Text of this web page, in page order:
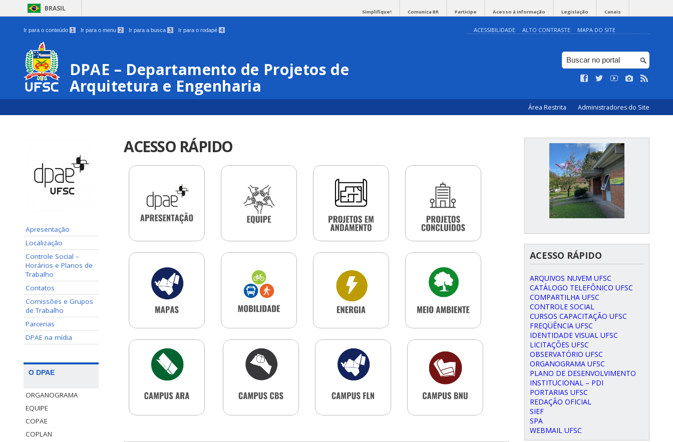
BRASIL Simplifique! Comunica BR Participe Acesso à informação Legislação Canais
Ir para o conteúdo 1 Ir para o menu 2 Ir para a busca 3 Ir para o rodapé 4 ACESSIBILIDADE ALTO CONTRASTE MAPA DO SITE
DPAE – Departamento de Projetos de
Arquitetura e Engenharia
Área Restrita Administradores do Site
Apresentação
Localização
Controle Social –
Horários e Planos de
Trabalho
Contatos
Comissões e Grupos
de Trabalho
Parcerias
DPAE na mídia
O DPAE
ORGANOGRAMA
EQUIPE
COPAE
COPLAN
ACESSO RÁPIDO
ACESSO RÁPIDO
ARQUIVOS NUVEM UFSC
CATÁLOGO TELEFÔNICO UFSC
COMPARTILHA UFSC
CONTROLE SOCIAL
CURSOS CAPACITAÇÃO UFSC
FREQÜÊNCIA UFSC
IDENTIDADE VISUAL UFSC
LICITAÇÕES UFSC
OBSERVATÓRIO UFSC
ORGANOGRAMA UFSC
PLANO DE DESENVOLVIMENTO
INSTITUCIONAL – PDI
PORTARIAS UFSC
REDAÇÃO OFICIAL
SIEF
SPA
WEBMAIL UFSC